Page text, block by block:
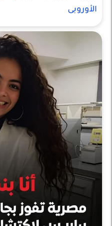
الأوروبى